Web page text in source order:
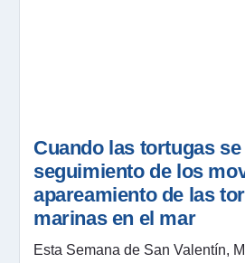
Cuando las tortugas
seguimiento de los
apareamiento de las
marinas en el mar
Esta Semana de San Valentín,